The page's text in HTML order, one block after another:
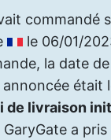
commandé
le 06/01/
la date
était
de livraison
a